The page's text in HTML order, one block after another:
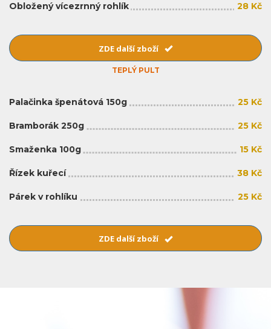
Obložený vícezrnný rohlík 28 Kč
ZDE další zboží
TEPLÝ PULT
Palačinka špenátová 150g 25 Kč
Bramborák 250g 25 Kč
Smaženka 100g 15 Kč
Řízek kuřecí 38 Kč
Párek v rohlíku 25 Kč
ZDE další zboží